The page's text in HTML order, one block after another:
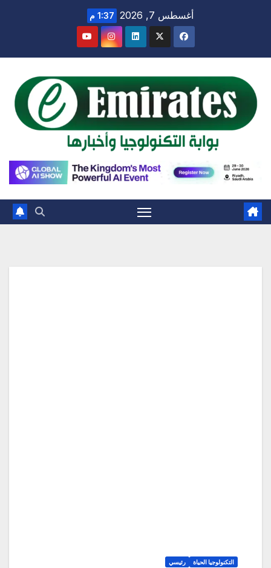
أغسطس 7, 2026 1:37 م
التكنولوجيا الحياة رئيسي